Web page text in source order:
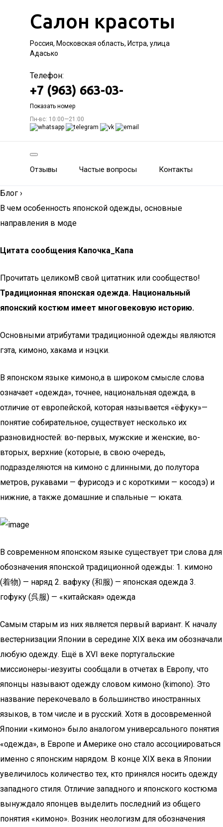
Салон красоты
Россия, Московская область, Истра, улица
Адасько
Телефон:
+7 (963) 663-03-
Показать номер
Пн-вс: 10:00—21:00
Отзывы Частые вопросы Контакты
Блог ›
В чем особенность японской одежды, основные
направления в моде
Цитата сообщения Капочка_Капа
Прочитать целикомВ свой цитатник или сообщество!
Традиционная японская одежда. Национальный
японский костюм имеет многовековую историю.
Основными атрибутами традиционной одежды являются
гэта, кимоно, хакама и нэцки.
В японском языке кимоно,а в широком смысле слова
означает «одежда», точнее, национальная одежда, в
отличие от европейской, которая называется «ёфуку»—
понятие собирательное, существует несколько их
разновидностей: во-первых, мужские и женские, во-
вторых, верхние (которые, в свою очередь,
подразделяются на кимоно с длинными, до полутора
метров, рукавами — фурисодэ и с короткими — косодэ) и
нижние, а также домашние и спальные — юката.
В современном японском языке существует три слова для
обозначения японской традиционной одежды: 1. кимоно
(着物) — наряд 2. вафуку (和服) — японская одежда 3.
гофуку (呉服) — «китайская» одежда
Самым старым из них является первый вариант. К началу
вестернизации Японии в середине XIX века им обозначали
любую одежду. Ещё в XVI веке португальские
миссионеры-иезуиты сообщали в отчетах в Европу, что
японцы называют одежду словом кимоно (kimono). Это
название перекочевало в большинство иностранных
языков, в том числе и в русский. Хотя в досовременной
Японии «кимоно» было аналогом универсального понятия
«одежда», в Европе и Америке оно стало ассоциироваться
именно с японским нарядом. В конце XIX века в Японии
увеличилось количество тех, кто принялся носить одежду
западного стиля. Отличие западного и японского костюма
вынуждало японцев выделить последний из общего
понятия «кимоно». Возник неологизм для обозначения